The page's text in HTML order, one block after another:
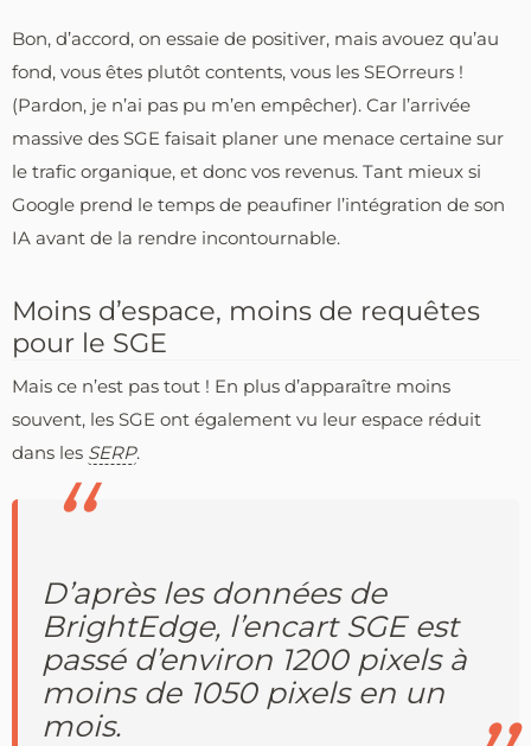
Bon, d’accord, on essaie de positiver, mais avouez qu’au
fond, vous êtes plutôt contents, vous les SEOrreurs !
(Pardon, je n’ai pas pu m’en empêcher). Car l’arrivée
massive des SGE faisait planer une menace certaine sur
le trafic organique, et donc vos revenus. Tant mieux si
Google prend le temps de peaufiner l’intégration de son
IA avant de la rendre incontournable.
Moins d’espace, moins de requêtes
pour le SGE
Mais ce n’est pas tout ! En plus d’apparaître moins
souvent, les SGE ont également vu leur espace réduit
dans les SERP.
D’après les données de
BrightEdge, l’encart SGE est
passé d’environ 1200 pixels à
moins de 1050 pixels en un
mois.